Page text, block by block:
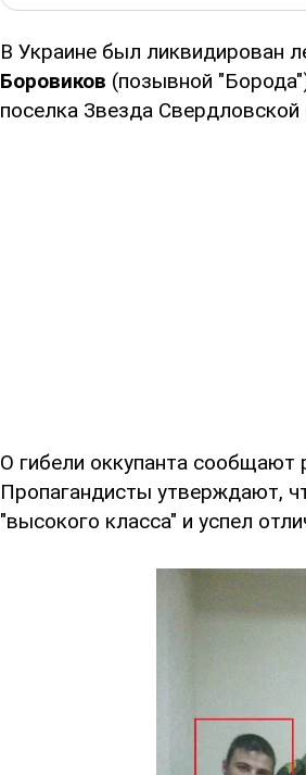
В Украине был ликвидирован
Боровиков (позывной
поселка Звезда Свердловской
О гибели оккупанта
Пропагандисты утверждают,
"высокого класса" и успел